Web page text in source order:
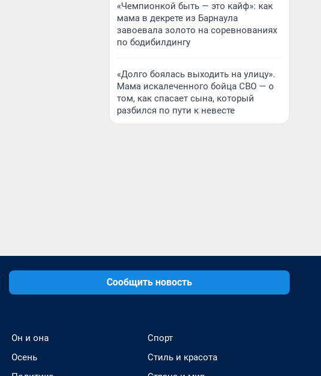
«Чемпионкой быть — это кайф»: как
мама в декрете из Барнаула
завоевала золото на соревнованиях
по бодибилдингу
«Долго боялась выходить на улицу».
Мама искалеченного бойца СВО — о
том, как спасает сына, который
разбился по пути к невесте
Сообщить новость
Он и она
Осень
Спорт
Стиль и красота